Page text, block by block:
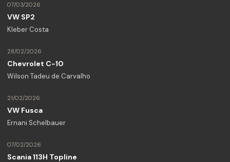
07/03/2026
VW SP2
Kleber Costa
28/02/2026
Chevrolet C-10
Wilson Tadeu de Carvalho
21/02/2026
VW Fusca
Ernani Schelbauer
07/02/2026
Scania 113H Topline